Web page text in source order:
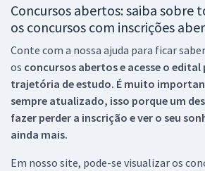
Concursos abertos: saiba sobre
os concursos com inscrições
Conte com a nossa ajuda para ficar
os concursos abertos e acesse o edital
trajetória de estudo. É muito
sempre atualizado, isso porque um
fazer perder a inscrição e ver o seu
ainda mais.
Em nosso site, pode-se visualizar os